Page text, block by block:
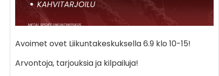
Avoimet ovet Liikuntakeskuksella 6.9 klo 10-15!
Arvontoja, tarjouksia ja kilpailuja!